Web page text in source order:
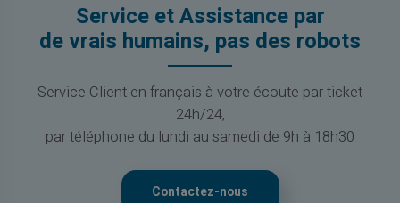
Service et Assistance par
de vrais humains, pas des robots
Service Client en français à votre écoute par ticket
24h/24,
par téléphone du lundi au samedi de 9h à 18h30
Contactez-nous